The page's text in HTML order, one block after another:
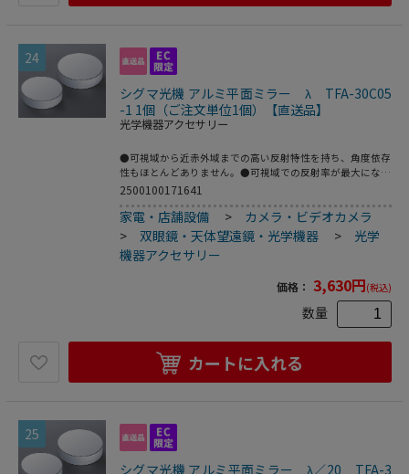
24
シグマ光機 アルミ平面ミラー λ TFA-30C05
-1 1個（ご注文単位1個）【直送品】
光学機器アクセサリー
●可視域から近赤外域までの高い反射特性を持ち、角度依存
性もほとんどありません。●可視域での反射率が最大になる
ようMgF2（フッ化マグネシウム）をオーバーコートしてい
ます。●材質：硼珪酸ガラス（アルミニウム膜＋MgF2コー
ティング）●公差：大きさ／0～-0.1mm、厚さ／±0.1mm●
基板面精度測定法：基板をZygoレーザ干渉計システムで測
定●面精度測定波長：632.8nm●平行度：3分以内●有効
面：実径の90％●スクラッチ-ディグ：40-20●型番：TFA-
らの商品は事業者様向け商品です。
2500100171641
家電・店舗設備 > カメラ・ビデオカメラ
>双眼鏡・天体望遠鏡・光学機器 > 光学
機器アクセサリー
価格： 3,630円(税込)
数量
カートに入れる
25
シグマ光機 アルミ平面ミラー λ／20 TFA-3